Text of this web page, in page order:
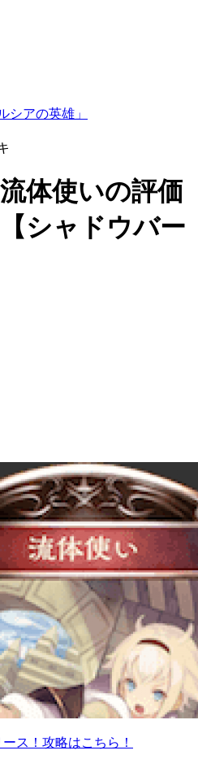
シアの英雄」
体使いの評価
シャドウバー
ス！攻略はこちら！